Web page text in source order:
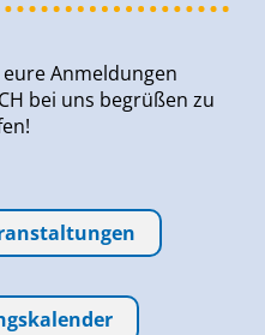
Anmeldungen
bei uns begrüßen zu